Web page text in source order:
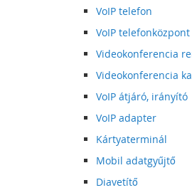
VoIP telefon
VoIP telefonközpont
Videokonferencia
Videokonferencia
VoIP átjáró, irányító
VoIP adapter
Kártyaterminál
Mobil adatgyűjtő
Diavetítő